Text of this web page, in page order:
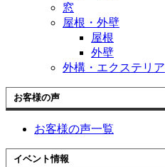
窓
屋根・外壁
屋根
外壁
外構・エクステリア
お客様の声
お客様の声一覧
イベント情報